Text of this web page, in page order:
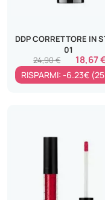
DDP CORRETTORE IN
01
18,67
24,90 €
RISPARMI: -6.23€